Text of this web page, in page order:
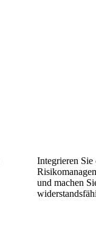
Integrieren Sie
und machen